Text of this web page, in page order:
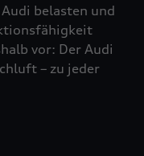
belasten und
vor: Der Audi
– zu jeder